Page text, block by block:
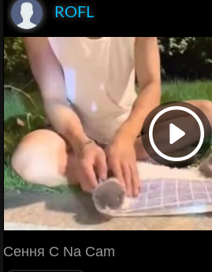
ROFL
Cення C Na Cam